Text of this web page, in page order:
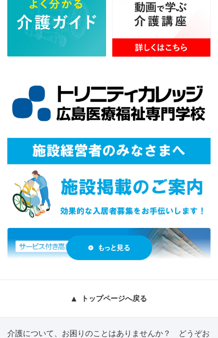
トップページへ戻る
介護について、お困りのことはありませんか？ どうぞお